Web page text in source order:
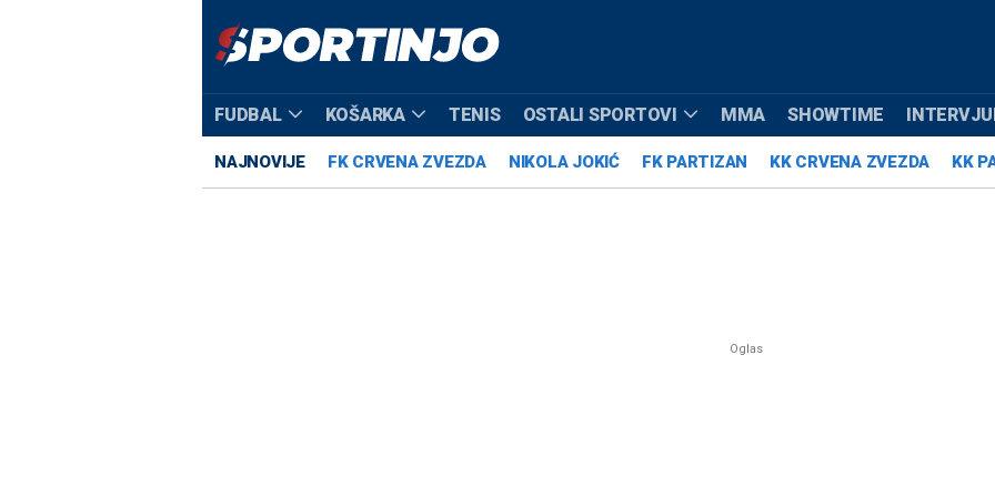
FUDBAL KOŠARKA TENIS OSTALI SPORTOVI MMA SHOWTIME
NAJNOVIJE FK CRVENA ZVEZDA NIKOLA JOKIĆ FK PARTIZAN KK CRVENA ZVEZDA KK